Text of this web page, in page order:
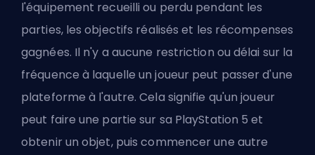
l'équipement recueilli ou perdu pendant les
parties, les objectifs réalisés et les récompenses
gagnées. Il n'y a aucune restriction ou délai sur la
fréquence à laquelle un joueur peut passer d'une
plateforme à l'autre. Cela signifie qu'un joueur
peut faire une partie sur sa PlayStation 5 et
obtenir un objet, puis commencer une autre